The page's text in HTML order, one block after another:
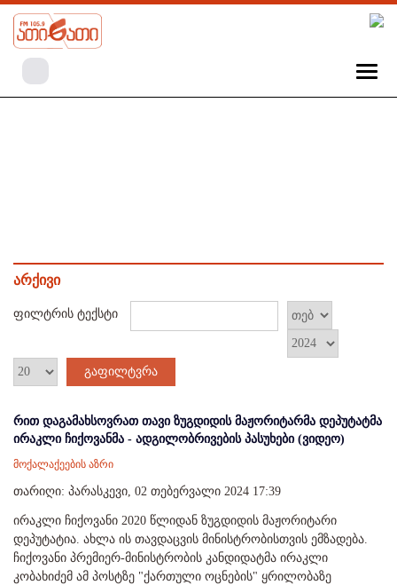
არქივი
ფილტრის ტექსტი
გაფილტვრა
რით დაგამახსოვრათ თავი ზუგდიდის მაჟორიტარმა დეპუტატმა
ირაკლი ჩიქოვანმა - ადგილობრივების პასუხები (ვიდეო)
მოქალაქეების აზრი
თარიღი: პარასკევი, 02 თებერვალი 2024 17:39
ირაკლი ჩიქოვანი 2020 წლიდან ზუგდიდის მაჟორიტარი
დეპუტატია. ახლა ის თავდაცვის მინისტრობისთვის ემზადება.
ჩიქოვანი პრემიერ-მინისტრობის კანდიდატმა ირაკლი
კობახიძემ ამ პოსტზე "ქართული ოცნების" ყრილობაზე